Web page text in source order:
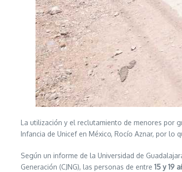
La utilización y el reclutamiento de menores por
Infancia de Unicef en México, Rocío Aznar, por
Según un informe de la Universidad de
Generación (CJNG), las personas de entre 15 y 19